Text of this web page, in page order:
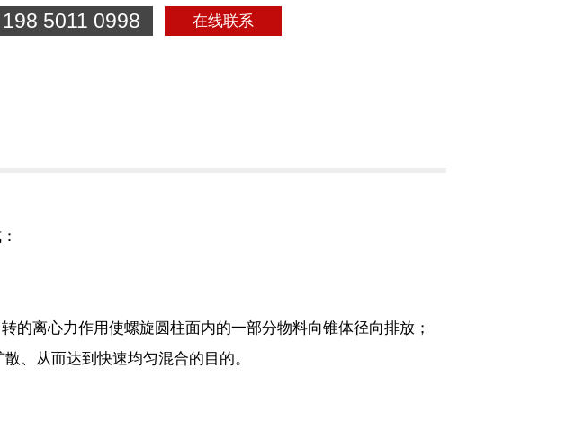
198 5011 0998 在线联系
的离心力作用使螺旋圆柱面内的一部分物料向锥体径向排放；
、从而达到快速均匀混合的目的。